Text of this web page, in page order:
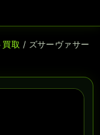
買取 / ズサーヴァサー